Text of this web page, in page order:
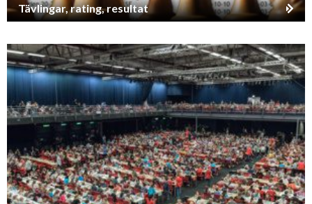
Tävlingar, rating, resultat